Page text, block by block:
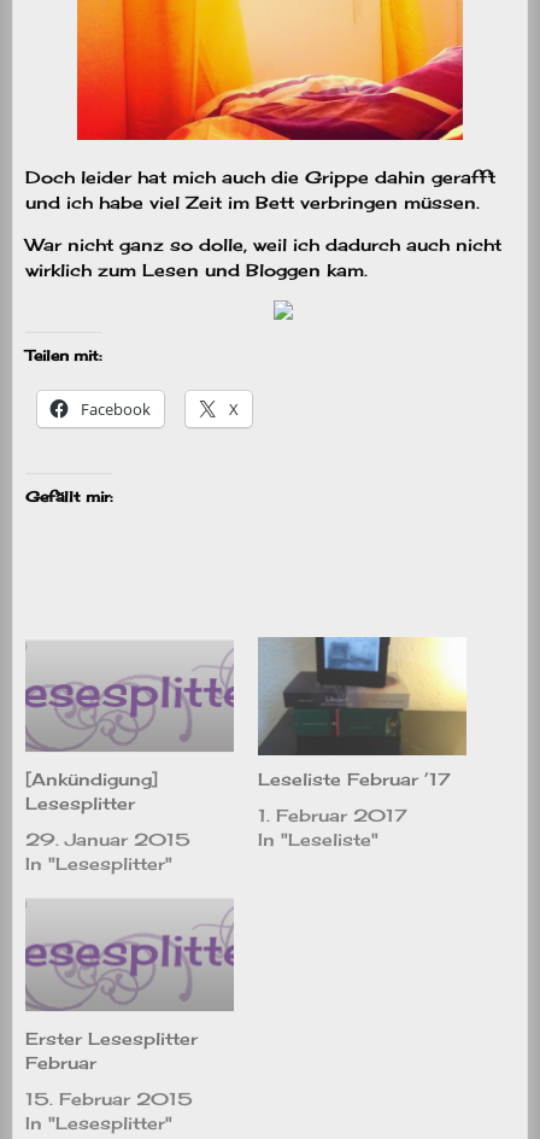
Doch leider hat mich auch die Grippe dahin gerafft
und ich habe viel Zeit im Bett verbringen müssen.
War nicht ganz so dolle, weil ich dadurch auch nicht
wirklich zum Lesen und Bloggen kam.
Teilen mit:
Facebook X
Gefällt mir:
[Ankündigung]
Lesesplitter
29. Januar 2015
In "Lesesplitter"
Leseliste Februar ’17
1. Februar 2017
In "Leseliste"
Erster Lesesplitter
Februar
15. Februar 2015
In "Lesesplitter"